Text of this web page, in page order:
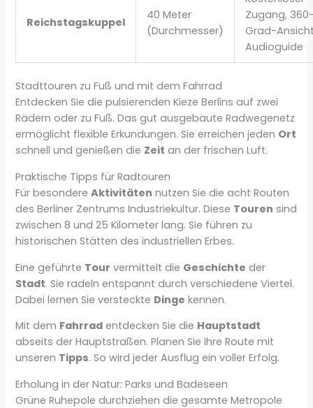
Reichstagskuppel
40 Meter
(Durchmesser)
Zugang,
Grad-
Audioguide
Stadttouren zu Fuß und mit dem Fahrrad
Entdecken Sie die pulsierenden Kieze Berlins auf zwei
Rädern oder zu Fuß. Das gut ausgebaute Radwegenetz
ermöglicht flexible Erkundungen. Sie erreichen jeden Ort
schnell und genießen die Zeit an der frischen Luft.
Praktische Tipps für Radtouren
Für besondereAktivitäten nutzen Sie die acht Routen
des Berliner Zentrums Industriekultur. Diese Touren sind
zwischen 8 und 25 Kilometer lang. Sie führen zu
historischen Stätten des industriellen Erbes.
Eine geführte Tour vermittelt die Geschichte der
Stadt. Sie radeln entspannt durch verschiedene Viertel.
Dabei lernen Sie versteckte Dinge kennen.
Mit dem Fahrrad entdecken Sie die Hauptstadt
abseits der Hauptstraßen. Planen Sie Ihre Route mit
unseren Tipps. So wird jeder Ausflug ein voller Erfolg.
Erholung in der Natur: Parks und Badeseen
Grüne Ruhepole durchziehen die gesamte Metropole